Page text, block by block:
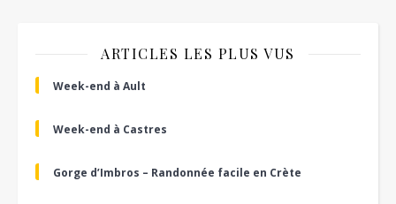
ARTICLES LES PLUS VUS
Week-end à Ault
Week-end à Castres
Gorge d’Imbros – Randonnée facile en Crète